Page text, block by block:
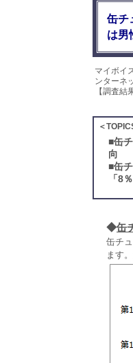
缶チ
は男
マイボイ
ンターネ
【調査結
＜
■缶
向
■缶
「8
◆缶
缶チ
ます